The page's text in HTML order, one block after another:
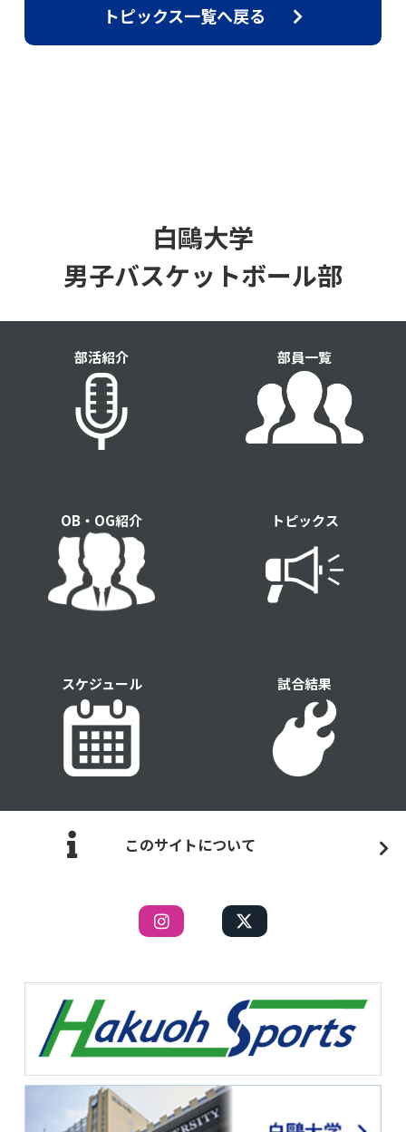
トピックス一覧へ戻る
白鷗大学
男子バスケットボール部
部活紹介 部員一覧
OB・OG紹介 トピックス
スケジュール 試合結果
このサイトについて